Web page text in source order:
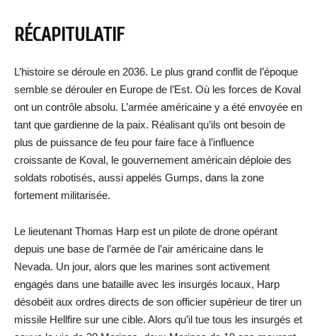
RÉCAPITULATIF
L’histoire se déroule en 2036. Le plus grand conflit de l’époque
semble se dérouler en Europe de l’Est. Où les forces de Koval
ont un contrôle absolu. L’armée américaine y a été envoyée en
tant que gardienne de la paix. Réalisant qu’ils ont besoin de
plus de puissance de feu pour faire face à l’influence
croissante de Koval, le gouvernement américain déploie des
soldats robotisés, aussi appelés Gumps, dans la zone
fortement militarisée.
Le lieutenant Thomas Harp est un pilote de drone opérant
depuis une base de l’armée de l’air américaine dans le
Nevada. Un jour, alors que les marines sont activement
engagés dans une bataille avec les insurgés locaux, Harp
désobéit aux ordres directs de son officier supérieur de tirer un
missile Hellfire sur une cible. Alors qu’il tue tous les insurgés et